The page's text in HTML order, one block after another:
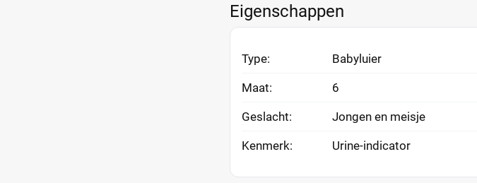
Eigenschappen
Type: Babyluier
Maat: 6
Geslacht: Jongen en meisje
Kenmerk: Urine-indicator